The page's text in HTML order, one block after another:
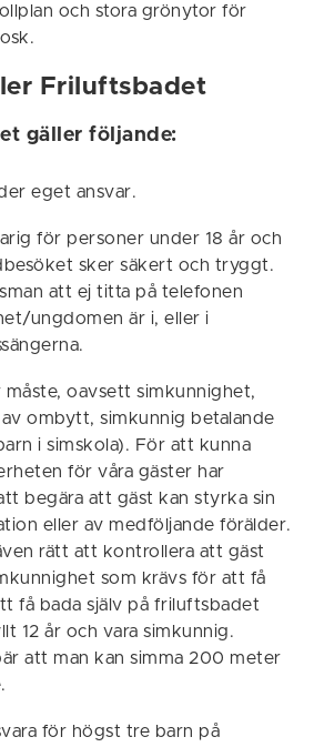
och stora grönytor för
Friluftsbadet
gäller följande:
eget ansvar.
för personer under 18 år och
sker säkert och tryggt.
att ej titta på telefonen
ungdomen är i, eller i
måste, oavsett simkunnighet,
av ombytt, simkunnig betalande
i simskola). För att kunna
för våra gäster har
begära att gäst kan styrka sin
eller av medföljande förälder.
rätt att kontrollera att gäst
som krävs för att få
få bada själv på friluftsbadet
12 år och vara simkunnig.
att man kan simma 200 meter
för högst tre barn på